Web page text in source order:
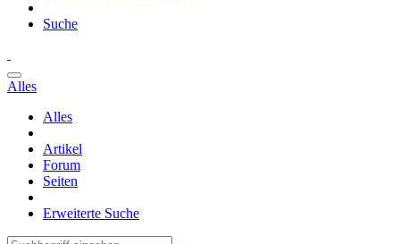
Suche
Alles
Alles
Artikel
Forum
Seiten
Erweiterte Suche